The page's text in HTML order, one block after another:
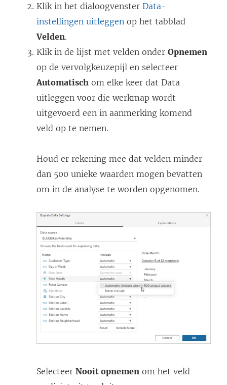
Klik in het dialoogvenster Data-
instellingen uitleggen op het tabblad
Velden.
Klik in de lijst met velden onder Opnemen
op de vervolgkeuzepijl en selecteer
Automatisch om elke keer dat Data
uitleggen voor die werkmap wordt
uitgevoerd een in aanmerking komend
veld op te nemen.
Houd er rekening mee dat velden minder
dan 500 unieke waarden mogen bevatten
om in de analyse te worden opgenomen.
Selecteer Nooit opnemen om het veld